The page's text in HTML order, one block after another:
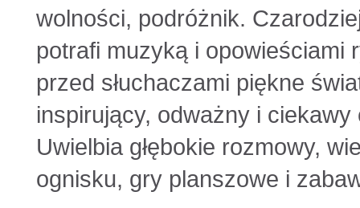
wolności, podróżnik.
potrafi muzyką i opowieściami
przed słuchaczami piękne
inspirujący, odważny i ciekawy
Uwielbia głębokie rozmowy,
ognisku, gry planszowe i